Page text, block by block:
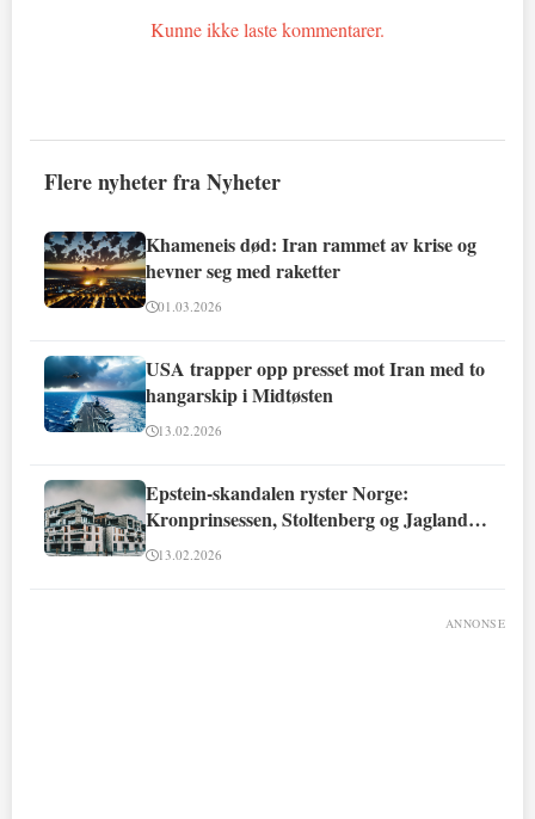
Kunne ikke laste kommentarer.
Flere nyheter fra Nyheter
Khameneis død: Iran rammet av krise og
hevner seg med raketter
01.03.2026
USA trapper opp presset mot Iran med to
hangarskip i Midtøsten
13.02.2026
Epstein-skandalen ryster Norge:
Kronprinsessen, Stoltenberg og Jagland
involvert
13.02.2026
ANNONSE